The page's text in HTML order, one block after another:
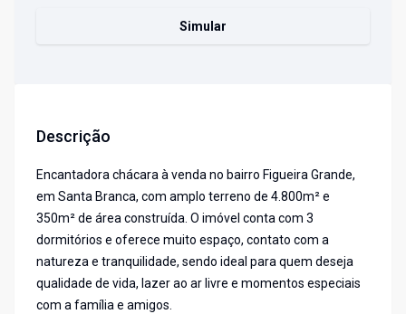
Simular
Descrição
Encantadora chácara à venda no bairro Figueira Grande,
em Santa Branca, com amplo terreno de 4.800m² e
350m² de área construída. O imóvel conta com 3
dormitórios e oferece muito espaço, contato com a
natureza e tranquilidade, sendo ideal para quem deseja
qualidade de vida, lazer ao ar livre e momentos especiais
com a família e amigos.